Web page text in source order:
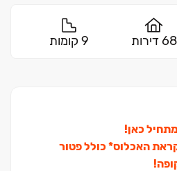
68 דירות 9 קומות
כאן!
לקראת האכלוס* כולל פטור